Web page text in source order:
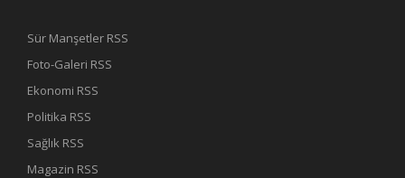
Sür Manşetler RSS
Foto-Galeri RSS
Ekonomi RSS
Politika RSS
Sağlık RSS
Magazin RSS